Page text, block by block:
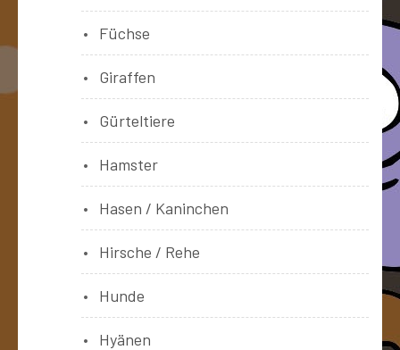
Füchse
Giraffen
Gürteltiere
Hamster
Hasen / Kaninchen
Hirsche / Rehe
Hunde
Hyänen